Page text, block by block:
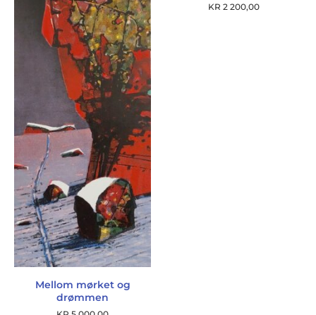
Mellom mørket og
drømmen
KR 2 200,00